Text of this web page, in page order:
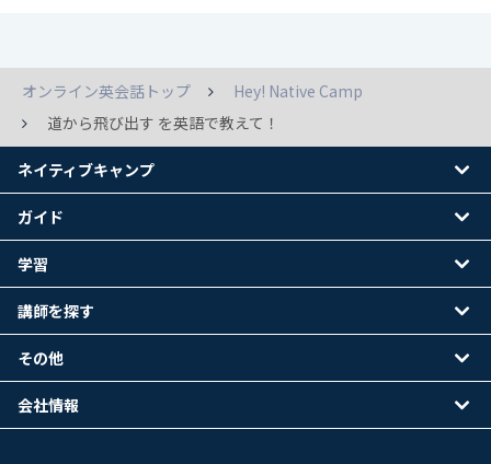
オンライン英会話トップ
Hey! Native Camp
道から飛び出す を英語で教えて！
ネイティブキャンプ
ガイド
学習
講師を探す
その他
会社情報